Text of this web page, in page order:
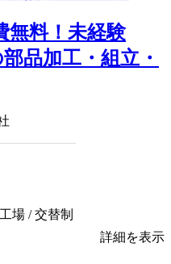
無料！未経験
品加工・組立・
場 / 交替制
詳細を表示